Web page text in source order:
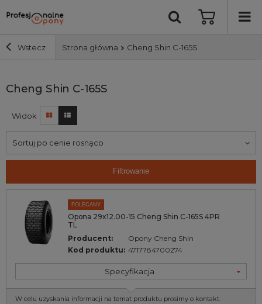
Wstecz Strona główna Cheng Shin C-165S
Szerokość i profil
Średnica
Producent
Nośność
Wyszukaj
Cheng Shin C-165S
Widok
Sortuj po cenie rosnąco
Filtrowanie
POLECANY
Opona 29x12.00-15 Cheng Shin C-165S 4PR
TL
Producent:
Opony Cheng Shin
Kod produktu: 4717784700274
Specyfikacja
W celu uzyskania informacji na temat produktu prosimy o kontakt.